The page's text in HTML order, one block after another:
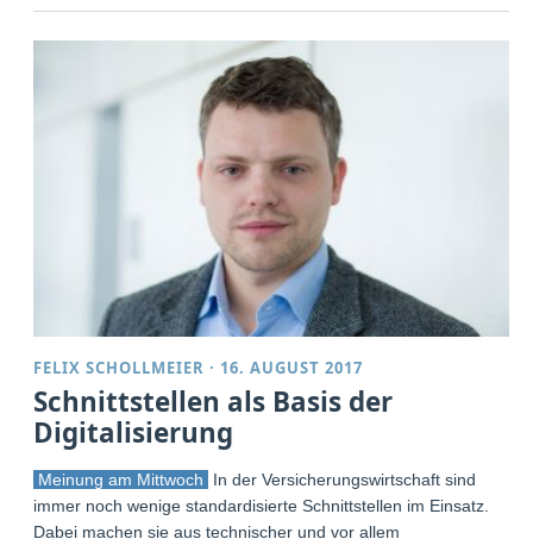
FELIX SCHOLLMEIER · 16. AUGUST 2017
Schnittstellen als Basis der
Digitalisierung
Meinung am Mittwoch
In der Versicherungswirtschaft sind
immer noch wenige standardisierte Schnittstellen im Einsatz.
Dabei machen sie aus technischer und vor allem